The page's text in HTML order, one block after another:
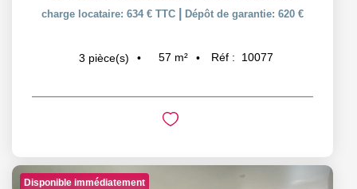
charge locataire: 634 € TTC
Dépôt de garantie: 620 €
3 pièce(s) 57 m² Réf : 10077
Disponible immédiatement